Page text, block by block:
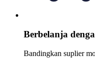
Berbelanja
Bandingkan suplier